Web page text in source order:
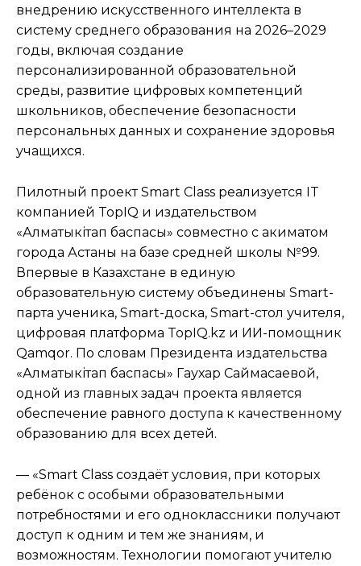
внедрению искусственного интеллекта в
систему среднего образования на 2026–2029
годы, включая создание
персонализированной образовательной
среды, развитие цифровых компетенций
школьников, обеспечение безопасности
персональных данных и сохранение здоровья
учащихся.
Пилотный проект Smart Class реализуется IT
компанией TopIQ и издательством
«Алматыкітап баспасы» совместно с акиматом
города Астаны на базе средней школы №99.
Впервые в Казахстане в единую
образовательную систему объединены Smart-
парта ученика, Smart-доска, Smart-стол учителя,
цифровая платформа TopIQ.kz и ИИ-помощник
Qamqor. По словам Президента издательства
«Алматыкітап баспасы» Гаухар Саймасаевой,
одной из главных задач проекта является
обеспечение равного доступа к качественному
образованию для всех детей.
— «Smart Class создаёт условия, при которых
ребёнок с особыми образовательными
потребностями и его одноклассники получают
доступ к одним и тем же знаниям, и
возможностям. Технологии помогают учителю